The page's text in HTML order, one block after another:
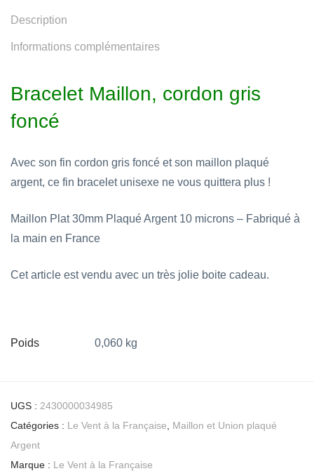
Description
Informations complémentaires
Bracelet Maillon, cordon gris
foncé
Avec son fin cordon gris foncé et son maillon plaqué
argent, ce fin bracelet unisexe ne vous quittera plus !
Maillon Plat 30mm Plaqué Argent 10 microns – Fabriqué à
la main en France
Cet article est vendu avec un très jolie boite cadeau.
Poids 0,060 kg
UGS : 2430000034985
Catégories : Le Vent à la Française
Maillon et Union plaqué
Argent
Marque : Le Vent à la Française